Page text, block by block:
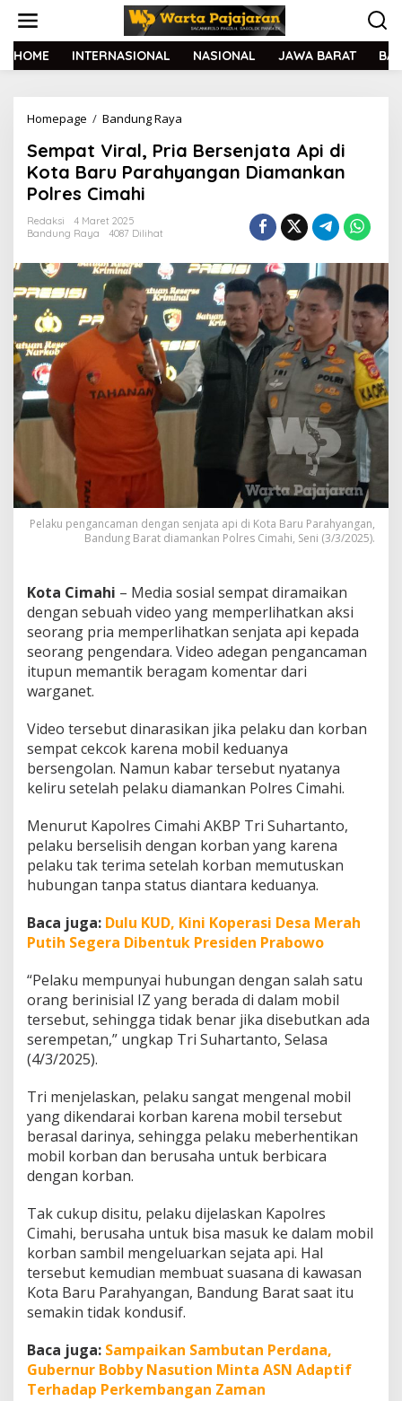
t
HOME INTERNASIONAL NASIONAL JAWA BARAT
Homepage / Bandung Raya
m
p
a
a
,
P
r
i
a
B
e
r
t
a
A
d
K
o
t
a
B
u
P
a
a
y
a
n
a
D
i
m
a
n
k
a
l
r
e
s
a
h
i
Sempat Viral, Pria Bersenjata Api di
Kota Baru Parahyangan Diamankan
Polres Cimahi
Redaksi
4 Maret 2025
Bandung Raya
4087 Dilihat
Pelaku pengancaman dengan senjata api di Kota Baru Parahyangan,
Bandung Barat diamankan Polres Cimahi, Seni (3/3/2025).
Kota Cimahi – Media sosial sempat diramaikan
dengan sebuah video yang memperlihatkan aksi
seorang pria memperlihatkan senjata api kepada
seorang pengendara. Video adegan pengancaman
itupun memantik beragam komentar dari
warganet.
Video tersebut dinarasikan jika pelaku dan korban
sempat cekcok karena mobil keduanya
bersengolan. Namun kabar tersebut nyatanya
keliru setelah pelaku diamankan Polres Cimahi.
Menurut Kapolres Cimahi AKBP Tri Suhartanto,
pelaku berselisih dengan korban yang karena
pelaku tak terima setelah korban memutuskan
hubungan tanpa status diantara keduanya.
Baca juga: Dulu KUD, Kini Koperasi Desa Merah
Putih Segera Dibentuk Presiden Prabowo
“Pelaku mempunyai hubungan dengan salah satu
orang berinisial IZ yang berada di dalam mobil
tersebut, sehingga tidak benar jika disebutkan ada
serempetan,” ungkap Tri Suhartanto, Selasa
(4/3/2025).
Tri menjelaskan, pelaku sangat mengenal mobil
yang dikendarai korban karena mobil tersebut
berasal darinya, sehingga pelaku meberhentikan
mobil korban dan berusaha untuk berbicara
dengan korban.
Tak cukup disitu, pelaku dijelaskan Kapolres
Cimahi, berusaha untuk bisa masuk ke dalam mobil
korban sambil mengeluarkan sejata api. Hal
tersebut kemudian membuat suasana di kawasan
Kota Baru Parahyangan, Bandung Barat saat itu
semakin tidak kondusif.
Baca juga: Sampaikan Sambutan Perdana,
Gubernur Bobby Nasution Minta ASN Adaptif
Terhadap Perkembangan Zaman